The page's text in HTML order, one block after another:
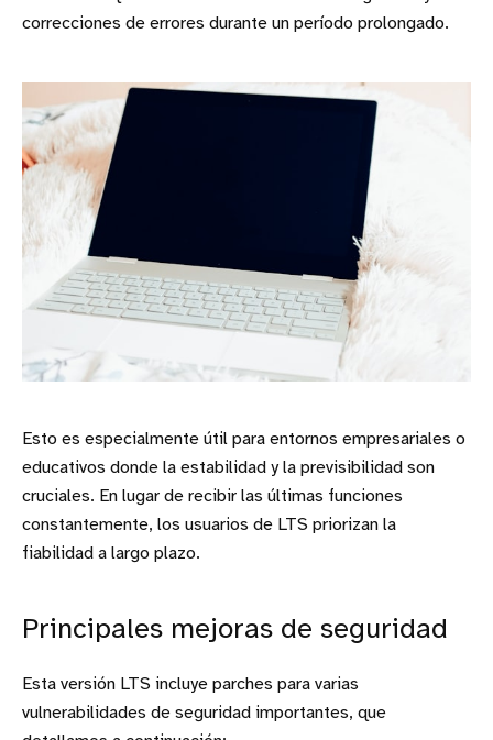
correcciones de errores durante un período prolongado.
Esto es especialmente útil para entornos empresariales o
educativos donde la estabilidad y la previsibilidad son
cruciales. En lugar de recibir las últimas funciones
constantemente, los usuarios de LTS priorizan la
fiabilidad a largo plazo.
Principales mejoras de seguridad
Esta versión LTS incluye parches para varias
vulnerabilidades de seguridad importantes, que